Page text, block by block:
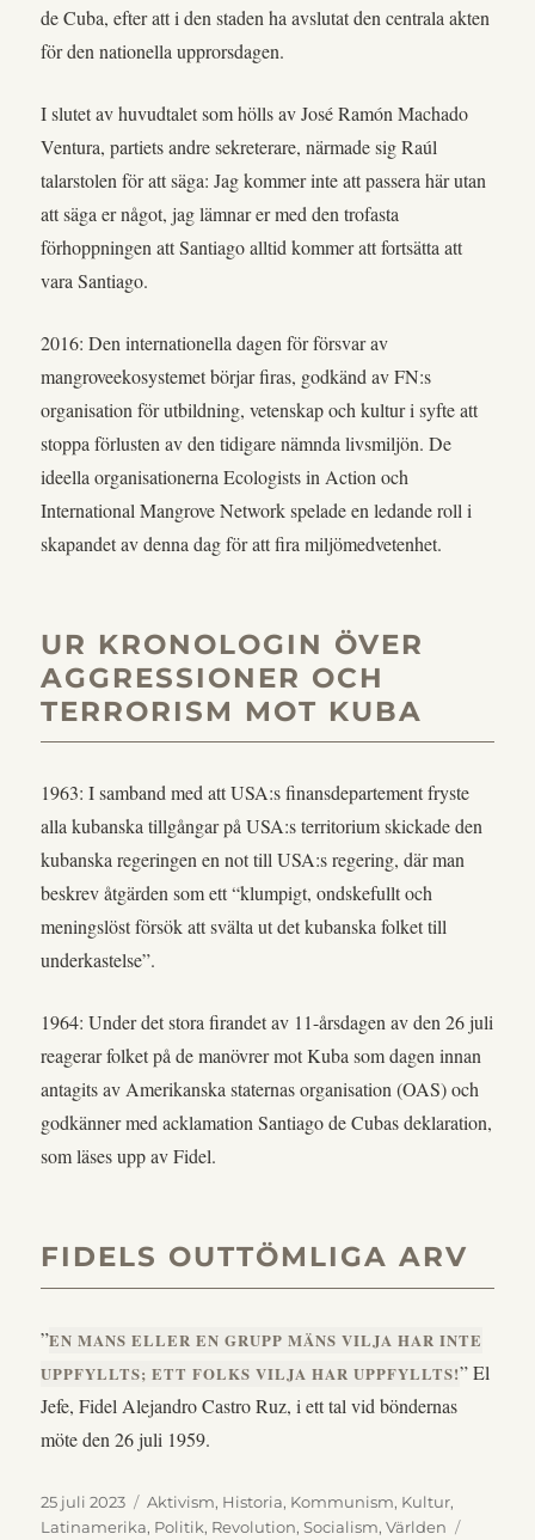
de Cuba, efter att i den staden ha avslutat den centrala akten
för den nationella upprorsdagen.
I slutet av huvudtalet som hölls av José Ramón Machado
Ventura, partiets andre sekreterare, närmade sig Raúl
talarstolen för att säga: Jag kommer inte att passera här utan
att säga er något, jag lämnar er med den trofasta
förhoppningen att Santiago alltid kommer att fortsätta att
vara Santiago.
2016: Den internationella dagen för försvar av
mangroveekosystemet börjar firas, godkänd av FN:s
organisation för utbildning, vetenskap och kultur i syfte att
stoppa förlusten av den tidigare nämnda livsmiljön. De
ideella organisationerna Ecologists in Action och
International Mangrove Network spelade en ledande roll i
skapandet av denna dag för att fira miljömedvetenhet.
UR KRONOLOGIN ÖVER
AGGRESSIONER OCH
TERRORISM MOT KUBA
1963: I samband med att USA:s finansdepartement fryste
alla kubanska tillgångar på USA:s territorium skickade den
kubanska regeringen en not till USA:s regering, där man
beskrev åtgärden som ett “klumpigt, ondskefullt och
meningslöst försök att svälta ut det kubanska folket till
underkastelse”.
1964: Under det stora firandet av 11-årsdagen av den 26 juli
reagerar folket på de manövrer mot Kuba som dagen innan
antagits av Amerikanska staternas organisation (OAS) och
godkänner med acklamation Santiago de Cubas deklaration,
som läses upp av Fidel.
FIDELS OUTTÖMLIGA ARV
”EN MANS ELLER EN GRUPP MÄNS VILJA HAR INTE
UPPFYLLTS; ETT FOLKS VILJA HAR UPPFYLLTS!” El
Jefe, Fidel Alejandro Castro Ruz, i ett tal vid böndernas
möte den 26 juli 1959.
Publicerat
den
25 juli 2023 Kategorier
Aktivism, Historia, Kommunism, Kultur,
Latinamerika, Politik, Revolution,Socialism,Världen